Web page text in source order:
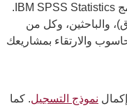
IBM SPSS Statistics.
18 سنة فما فوق)، والباحثين، وكل من
والارتقاء بمشاريعك
نموذج التسجيل. كما